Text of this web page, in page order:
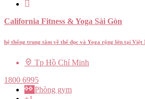
California Fitness & Yoga Sài Gòn
hệ thống trung tâm về thể dục và Yoga rộng lớn tại Việt
Tp Hồ Chí Minh
1800 6995
Phòng gym